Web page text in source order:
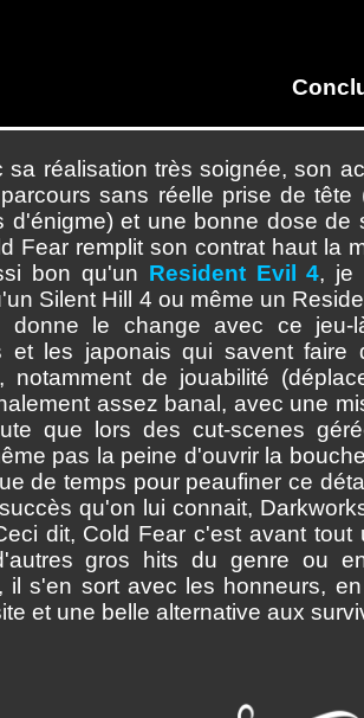
sa réalisation très soignée, son
sans réelle prise de tête
d'énigme) et une bonne dose de
Fear remplit son contrat haut la
bon qu'un Resident Evil 4, je
Silent Hill 4 ou même un
donne le change avec ce
et les japonais qui savent
notamment de jouabilité
assez banal, avec une
que lors des cut-scenes
pas la peine d'ouvrir la
de temps pour peaufiner ce
qu'on lui connait,
dit, Cold Fear c'est avant
gros hits du genre ou
il s'en sort avec les honneurs,
et une belle alternative aux